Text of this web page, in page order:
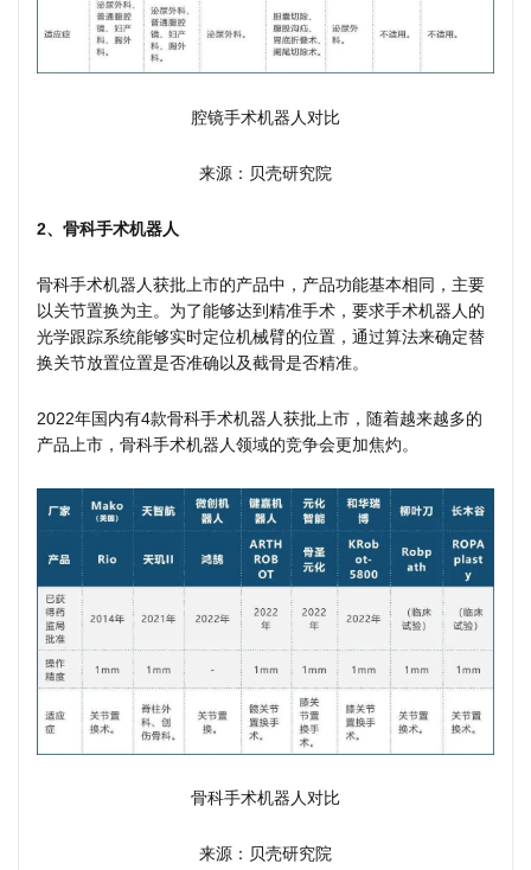
腔镜手术机器人对比
来源：贝壳研究院
2、骨科手术机器人
骨科手术机器人获批上市的产品中，产品功能基本相同，主要
以关节置换为主。为了能够达到精准手术，要求手术机器人的
光学跟踪系统能够实时定位机械臂的位置，通过算法来确定替
换关节放置位置是否准确以及截骨是否精准。
2022年国内有4款骨科手术机器人获批上市，随着越来越多的
产品上市，骨科手术机器人领域的竞争会更加焦灼。
骨科手术机器人对比
来源：贝壳研究院